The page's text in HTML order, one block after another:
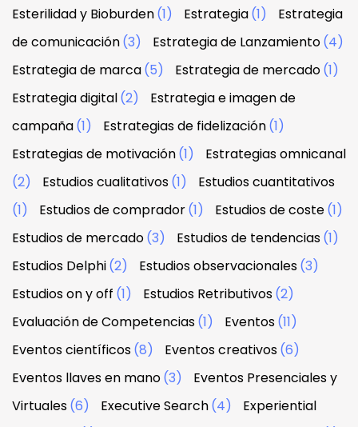
Esterilidad y Bioburden(1) Estrategia(1)
Estrategia
de comunicación(3) Estrategia de Lanzamiento(4)
Estrategia de marca(5) Estrategia de mercado(1)
Estrategia digital(2)
Estrategia e imagen de
campaña(1) Estrategias de fidelización(1)
Estrategias de motivación(1)
Estrategias omnicanal
(2)
Estudios cualitativos(1)
Estudios cuantitativos
(1)
Estudios de comprador(1) Estudios de coste(1)
Estudios de mercado(3) Estudios de tendencias(1)
Estudios Delphi(2) Estudios observacionales(3)
Estudios on y off (1) Estudios Retributivos(2)
Evaluación de Competencias(1) Eventos(11)
Eventos científicos(8) Eventos creativos(6)
Eventos llaves en mano(3)
Eventos Presenciales y
Virtuales(6) Executive Search(4)
Experiential